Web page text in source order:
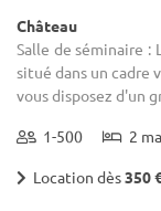
Château
Salle de séminaire :
situé dans un cadre
vous disposez d'un
1-500 2
Location dès350